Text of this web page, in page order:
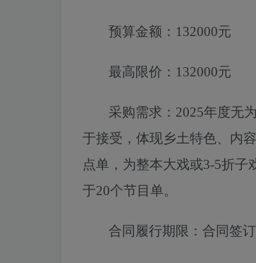
预算金额： 132000元
最高限价： 132000元
采购需求： 2025年度无
于接受，体现乡土特色、内
点单，为整本大戏或3-5折子
于20个节目单。
合同履行期限：合同签